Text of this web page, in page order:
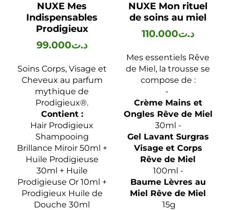
NUXE Mes
Indispensables
Prodigieux
د.ت99.000
Soins Corps, Visage et
Cheveux au parfum
mythique de
Prodigieux®.
Contient :
Hair Prodigieux
Shampooing
Brillance Miroir 50ml +
Huile Prodigieuse
30ml + Huile
Prodigieuse Or 10ml +
Prodigieux Huile de
Douche 30ml
NUXE Mon rituel
de soins au miel
د.ت110.000
Mes essentiels Rêve
de Miel, la trousse se
compose de :
-
Crème Mains et
Ongles Rêve de Miel
30ml -
Gel Lavant Surgras
Visage et Corps
Rêve de Miel
100ml -
Baume Lèvres au
Miel Rêve de Miel
15g